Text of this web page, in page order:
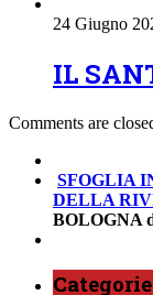
24 Giugno
IL
Comments are
SFOGLIA
DELLA
BOLOGNA
Categorie